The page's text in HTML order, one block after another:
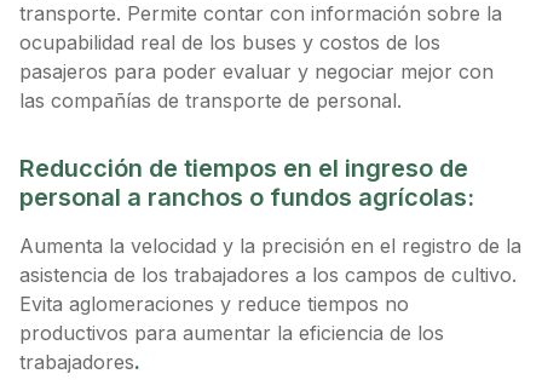
transporte. Permite contar con información sobre la
ocupabilidad real de los buses y costos de los
pasajeros para poder evaluar y negociar mejor con
las compañías de transporte de personal.
Reducción de tiempos en el ingreso de
personal a ranchos o fundos agrícolas:
Aumenta la velocidad y la precisión en el registro de la
asistencia de los trabajadores a los campos de cultivo.
Evita aglomeraciones y reduce tiempos no
productivos para aumentar la eficiencia de los
trabajadores.